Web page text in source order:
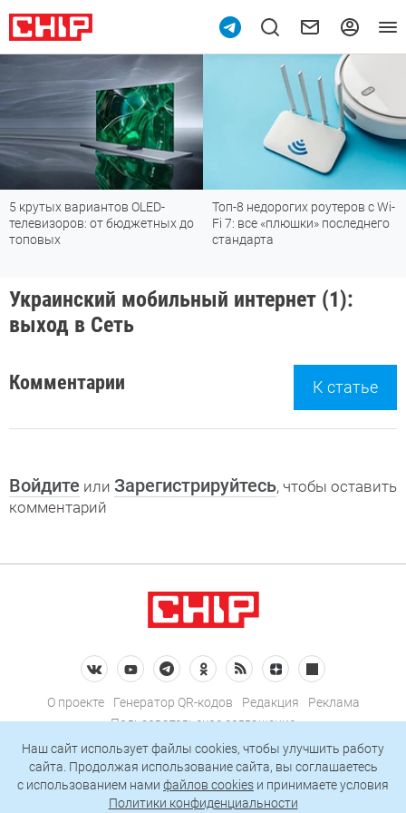
5 крутых вариантов OLED-
телевизоров: от бюджетных до
топовых
Топ-8 недорогих роутеров с Wi-
Fi 7: все «плюшки» последнего
стандарта
Украинский мобильный интернет (1):
выход в Сеть
Комментарии К статье
Войдите или Зарегистрируйтесь, чтобы оставить
комментарий
О проекте Генератор QR-кодов Редакция
Реклама
Пользовательское соглашение
Политика конфиденциальности
Подписаться на рассылку
Наш сайт использует файлы cookies, чтобы улучшить работу
сайта. Продолжая использование сайта, вы соглашаетесь
c использованием нами файлов cookies и принимаете условия
Политики конфиденциальности